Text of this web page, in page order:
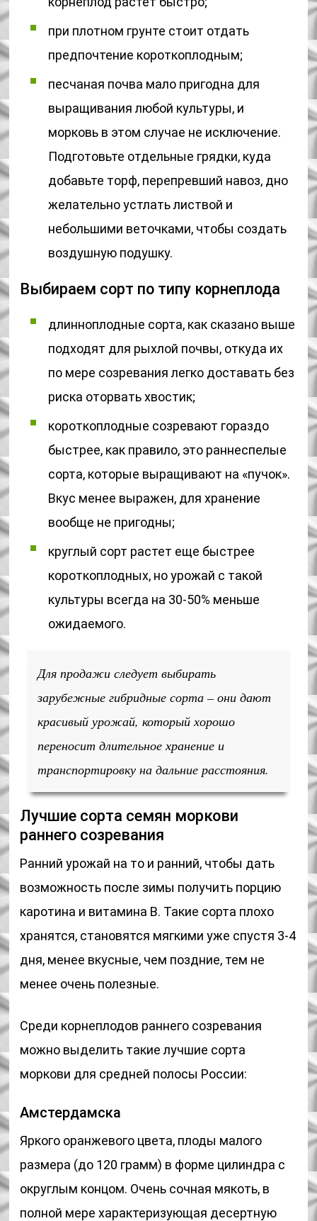
при плотном грунте стоит отдать
предпочтение короткоплодным;
песчаная почва мало пригодна для
выращивания любой культуры, и
морковь в этом случае не исключение.
Подготовьте отдельные грядки, куда
добавьте торф, перепревший навоз, дно
желательно устлать листвой и
небольшими веточками, чтобы создать
воздушную подушку.
Выбираем сорт по типу корнеплода
длинноплодные сорта, как сказано выше
подходят для рыхлой почвы, откуда их
по мере созревания легко доставать без
риска оторвать хвостик;
короткоплодные созревают гораздо
быстрее, как правило, это раннеспелые
сорта, которые выращивают на «пучок».
Вкус менее выражен, для хранение
вообще не пригодны;
круглый сорт растет еще быстрее
короткоплодных, но урожай с такой
культуры всегда на 30-50% меньше
ожидаемого.
Для продажи следует выбирать
зарубежные гибридные сорта – они дают
красивый урожай, который хорошо
переносит длительное хранение и
транспортировку на дальние расстояния.
Лучшие сорта семян моркови
раннего созревания
Ранний урожай на то и ранний, чтобы дать
возможность после зимы получить порцию
каротина и витамина В. Такие сорта плохо
хранятся, становятся мягкими уже спустя 3-4
дня, менее вкусные, чем поздние, тем не
менее очень полезные.
Среди корнеплодов раннего созревания
можно выделить такие лучшие сорта
моркови для средней полосы России:
Амстердамска
Яркого оранжевого цвета, плоды малого
размера (до 120 грамм) в форме цилиндра с
округлым концом. Очень сочная мякоть, в
полной мере характеризующая десертную